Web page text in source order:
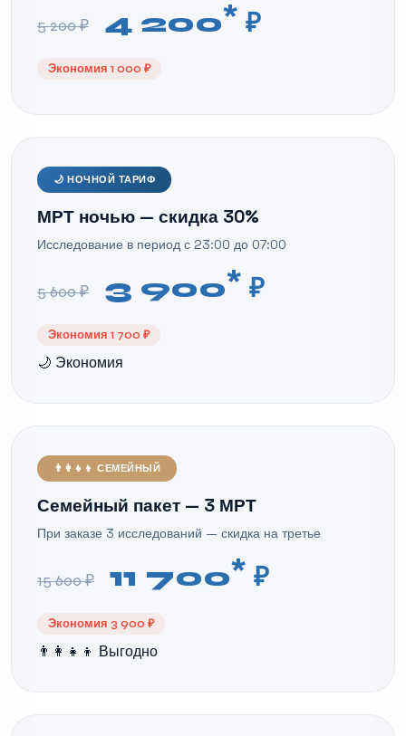
5 200 ₽ 4 200* ₽
Экономия 1 000 ₽
🌙 НОЧНОЙ ТАРИФ
МРТ ночью — скидка 30%
Исследование в период с 23:00 до 07:00
5 600 ₽ 3 900* ₽
Экономия 1 700 ₽
🌙 Экономия
👨‍👩‍👧‍👦 СЕМЕЙНЫЙ
Семейный пакет — 3 МРТ
При заказе 3 исследований — скидка на третье
15 600 ₽ 11 700* ₽
Экономия 3 900 ₽
👨‍👩‍👧‍👦 Выгодно